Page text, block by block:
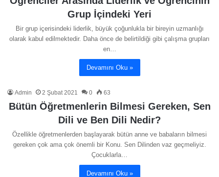
Grup İçindeki Yeri
Bir grup içerisindeki liderlik, büyük çoğunlukla bir bireyin uzmanlığı
olarak kabul edilmektedir. Daha önce de belirtildiği gibi çalışma grupları
en…
Devamını Oku »
Admin 2 Şubat 2021 0 63
Bütün Öğretmenlerin Bilmesi Gereken, Sen
Dili ve Ben Dili Nedir?
Özellikle öğretmenlerden başlayarak bütün anne ve babaların bilmesi
gereken çok ama çok önemli bir Konu. Sen Dilinden vaz geçmeliyiz.
Çocuklarla…
Devamını Oku »